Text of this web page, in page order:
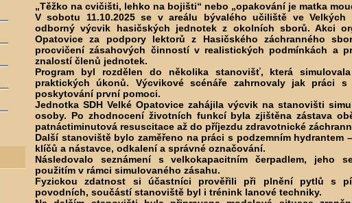
„Těžko na cvičišti, lehko na bojišti“ nebo „opakování je matka
V sobotu 11.10.2025 se v areálu bývalého učiliště ve Velkých
odborný výcvik hasičských jednotek z okolních sborů. Akci
Opatovice za podpory lektorů z Hasičského záchranného
procvičení zásahových činností v realistických podmínkách a
znalostí členů jednotek.
Program byl rozdělen do několika stanovišť, která
praktických úkonů. Výcvikové scénáře zahrnovaly jak práci
poskytování první pomoci.
Jednotka SDH Velké Opatovice zahájila výcvik na stanovišti
osoby. Po zhodnocení životních funkcí byla zjištěna zástava
patnáctiminutová resuscitace až do příjezdu zdravotnické
Další stanoviště bylo zaměřeno na práci s podzemním hydrantem
klíčů a nástavce, odkalení a správné označování.
Následovalo seznámení s velkokapacitním čerpadlem, jeho
použitím v rámci simulovaného zásahu.
Fyzickou zdatnost si účastníci prověřili při plnění pytlů s
povodních, součástí stanoviště byl i trénink lanové techniky.